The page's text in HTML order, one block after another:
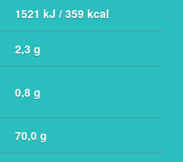
1521 kJ / 359 kcal
2,3 g
0,8 g
70,0 g